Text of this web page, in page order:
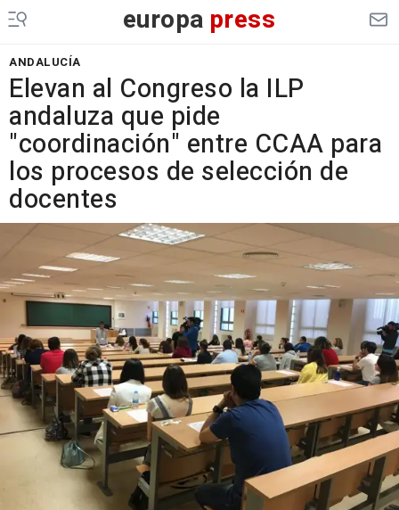
europa press
ANDALUCÍA
Elevan al Congreso la ILP
andaluza que pide
"coordinación" entre CCAA para
los procesos de selección de
docentes